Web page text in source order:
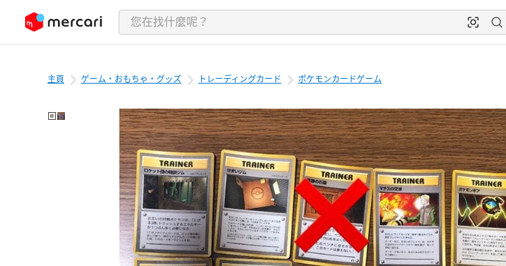
至內容
主頁 ゲーム・おもちゃ・グッズ トレーディングカード ポケモンカードゲーム